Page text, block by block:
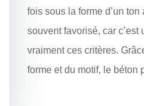
fois sous la forme d’un
souvent favorisé, car c’est
vraiment ces critères.
forme et du motif, le béton